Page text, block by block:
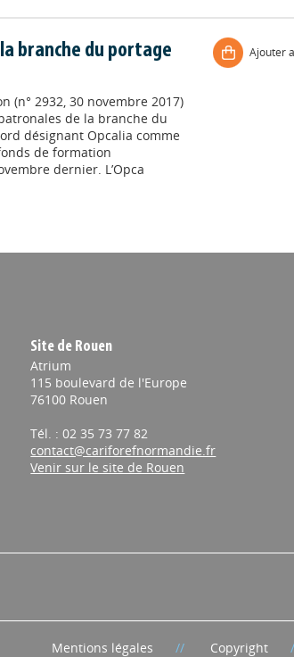
la branche du portage
(n° 2932, 30 novembre 2017)
de la branche du
désignant Opcalia comme
de formation
dernier. L’Opca
Ajouter
Site de Rouen
Atrium
115 boulevard de l'Europe
76100 Rouen
Tél. : 02 35 73 77 82
contact@cariforefnormandie.fr
Venir sur le site de Rouen
Mentions légales Copyright